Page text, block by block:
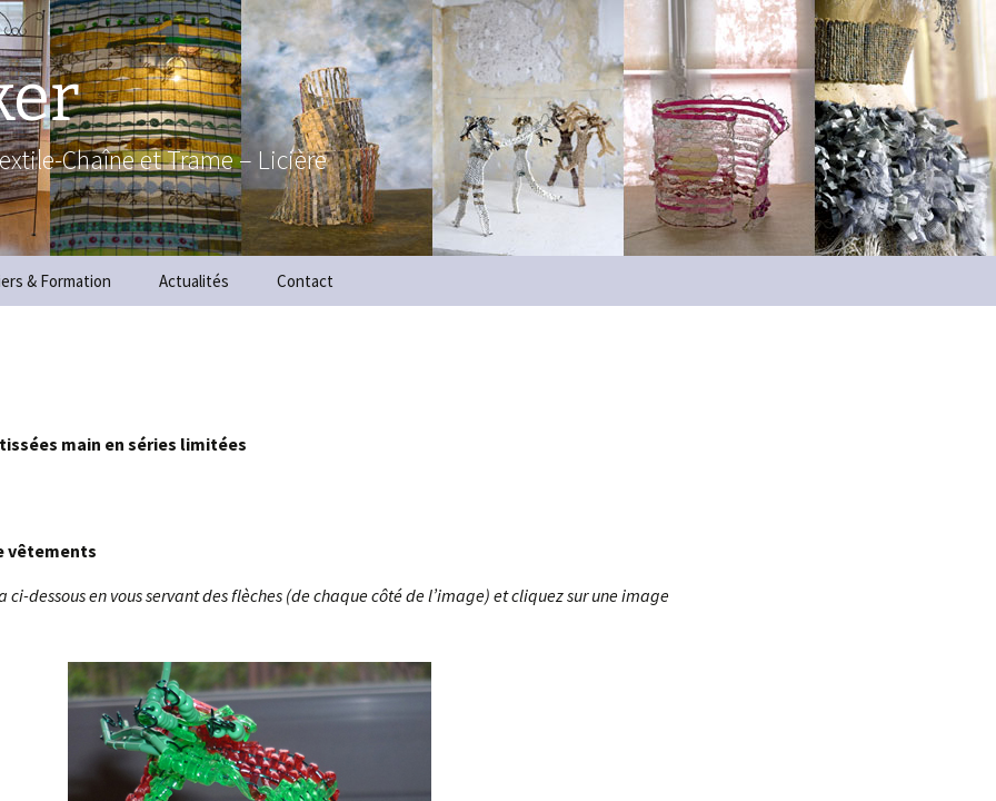
Chaîne et Trame – Licière
& Formation Actualités Contact
main en séries limitées
vêtements
dessous en vous servant des flèches (de chaque côté de l’image) et cliquez sur une image